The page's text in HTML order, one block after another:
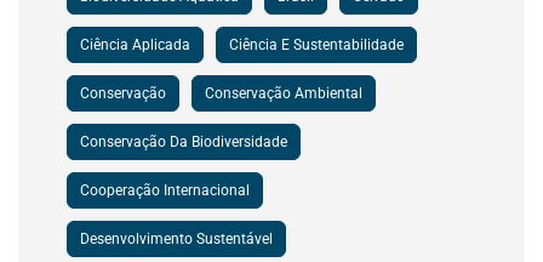
Ciência Aplicada Ciência E Sustentabilidade
Conservação Conservação Ambiental
Conservação Da Biodiversidade
Cooperação Internacional
Desenvolvimento Sustentável